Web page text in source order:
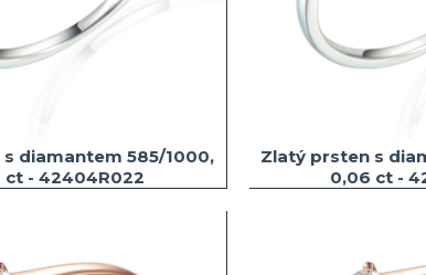
diamantem 585/1000,
ct - 42404R022
Zlatý prsten s
0,06 ct -